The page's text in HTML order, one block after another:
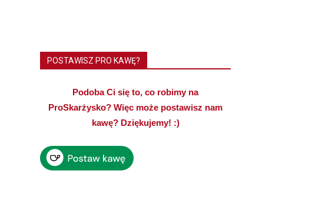
POSTAWISZ PRO KAWĘ?
Podoba Ci się to, co robimy na
ProSkarżysko? Więc może postawisz nam
kawę? Dziękujemy! :)